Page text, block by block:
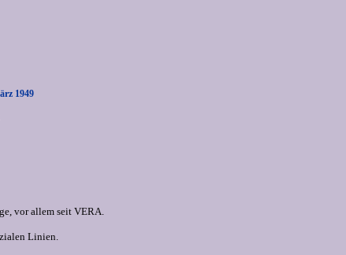
1949
vor allem seit VERA.
Linien.